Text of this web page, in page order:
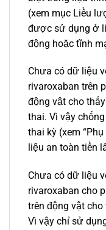
(xem mục Liều
được sử dụng ở
động hoặc tĩnh
Chưa có dữ liệu
rivaroxaban trên
động vật cho
thai. Vì vậy
thai kỳ (xem
liệu an toàn tiền
Chưa có dữ liệu
rivaroxaban cho
trên động vật
Vì vậy chỉ sử